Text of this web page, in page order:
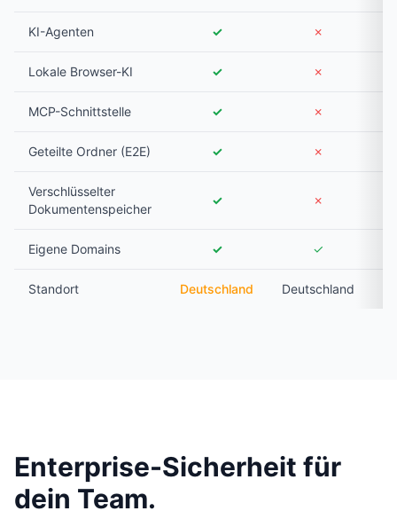
KI-Agenten ✓ ✗
Lokale Browser-KI ✓ ✗
MCP-Schnittstelle ✓ ✗
Geteilte Ordner (E2E) ✓ ✗
Verschlüsselter
Dokumentenspeicher
✓ ✗
Eigene Domains ✓ ✓
Standort Deutschland Deutschland
Enterprise-Sicherheit für
dein Team.